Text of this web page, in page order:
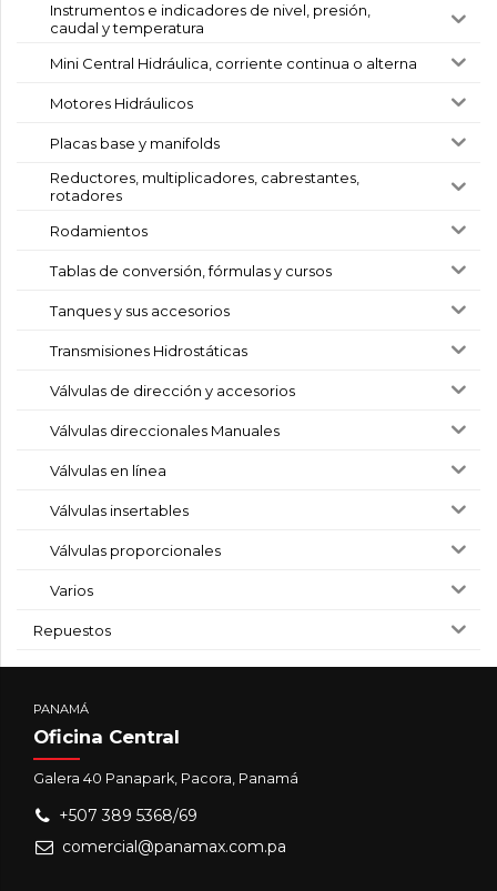
Instrumentos e indicadores de nivel, presión,
caudal y temperatura
Mini Central Hidráulica, corriente continua o alterna
Motores Hidráulicos
Placas base y manifolds
Reductores, multiplicadores, cabrestantes,
rotadores
Rodamientos
Tablas de conversión, fórmulas y cursos
Tanques y sus accesorios
Transmisiones Hidrostáticas
Válvulas de dirección y accesorios
Válvulas direccionales Manuales
Válvulas en línea
Válvulas insertables
Válvulas proporcionales
Varios
Repuestos
PANAMÁ
Oficina Central
Galera 40 Panapark, Pacora, Panamá
+507 389 5368/69
comercial@panamax.com.pa